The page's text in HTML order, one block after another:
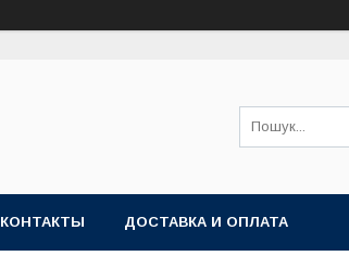
КОНТАКТЫ ДОСТАВКА И ОПЛАТА